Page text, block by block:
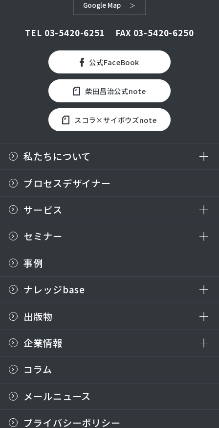
Google Map
TEL 03-5420-6251 FAX 03-5420-6250
公式FaceBook
柴田昌治公式note
スコラ×サイボウズnote
私たちについて
プロセスデザイナー
サービス
セミナー
事例
ナレッジbase
出版物
企業情報
コラム
メールニュース
プライバシーポリシー